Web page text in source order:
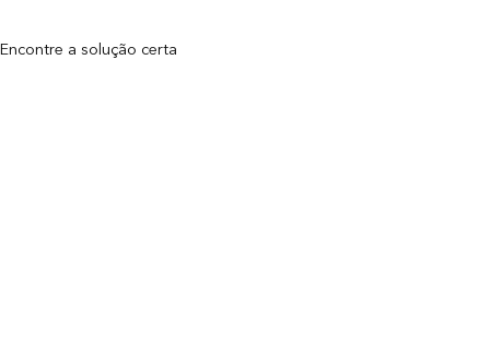
Encontre a solução certa